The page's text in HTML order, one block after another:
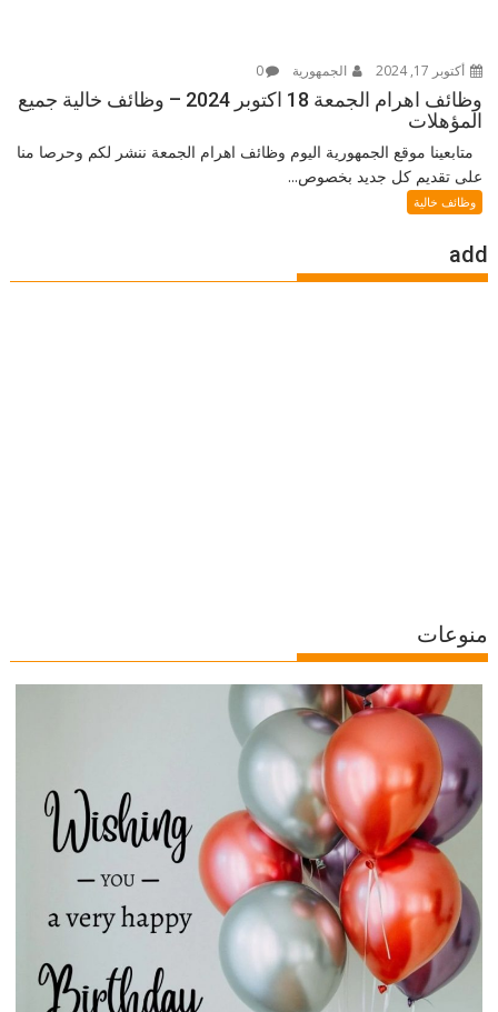
أكتوبر 17, 2024 الجمهورية 0
وظائف اهرام الجمعة 18 اكتوبر 2024 – وظائف خالية جميع
المؤهلات
متابعينا موقع الجمهورية اليوم وظائف اهرام الجمعة ننشر لكم وحرصا منا
على تقديم كل جديد بخصوص...
وظائف خالية
add
منوعات